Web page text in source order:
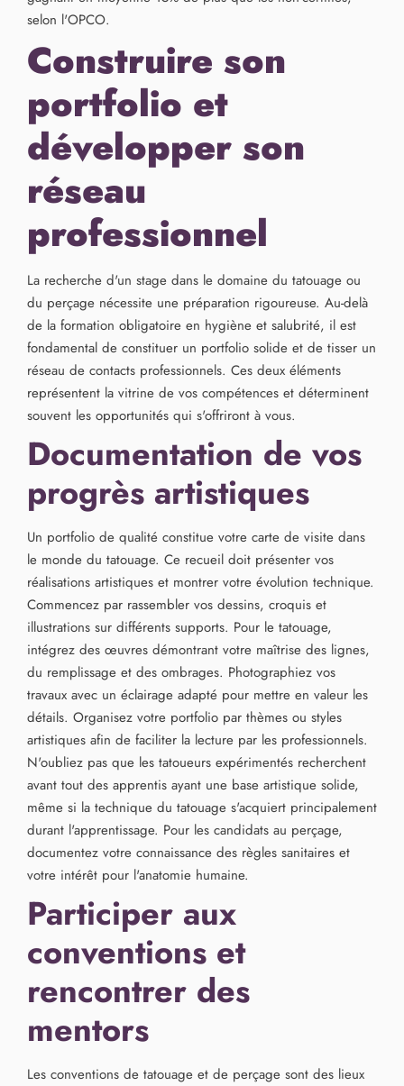
selon l'OPCO.
Construire son
portfolio et
développer son
réseau
professionnel
La recherche d'un stage dans le domaine du tatouage ou
du perçage nécessite une préparation rigoureuse. Au-delà
de la formation obligatoire en hygiène et salubrité, il est
fondamental de constituer un portfolio solide et de tisser un
réseau de contacts professionnels. Ces deux éléments
représentent la vitrine de vos compétences et déterminent
souvent les opportunités qui s'offriront à vous.
Documentation de vos
progrès artistiques
Un portfolio de qualité constitue votre carte de visite dans
le monde du tatouage. Ce recueil doit présenter vos
réalisations artistiques et montrer votre évolution technique.
Commencez par rassembler vos dessins, croquis et
illustrations sur différents supports. Pour le tatouage,
intégrez des œuvres démontrant votre maîtrise des lignes,
du remplissage et des ombrages. Photographiez vos
travaux avec un éclairage adapté pour mettre en valeur les
détails. Organisez votre portfolio par thèmes ou styles
artistiques afin de faciliter la lecture par les professionnels.
N'oubliez pas que les tatoueurs expérimentés recherchent
avant tout des apprentis ayant une base artistique solide,
même si la technique du tatouage s'acquiert principalement
durant l'apprentissage. Pour les candidats au perçage,
documentez votre connaissance des règles sanitaires et
votre intérêt pour l'anatomie humaine.
Participer aux
conventions et
rencontrer des
mentors
Les conventions de tatouage et de perçage sont des lieux